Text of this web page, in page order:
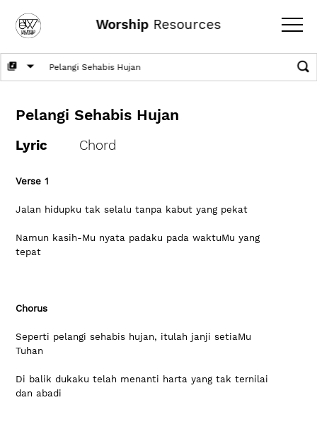
Worship Resources
Pelangi Sehabis Hujan
Lyric Chord
Verse 1
Jalan hidupku tak selalu tanpa kabut yang pekat
Namun kasih-Mu nyata padaku pada waktuMu yang
tepat
Chorus
Seperti pelangi sehabis hujan, itulah janji setiaMu
Tuhan
Di balik dukaku telah menanti harta yang tak ternilai
dan abadi